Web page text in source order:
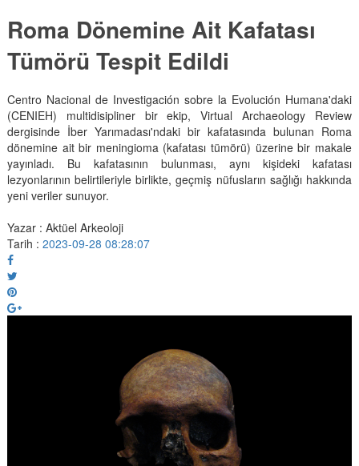
Roma Dönemine Ait Kafatası
Tümörü Tespit Edildi
Centro Nacional de Investigación sobre la Evolución Humana'daki
(CENIEH) multidisipliner bir ekip, Virtual Archaeology Review
dergisinde İber Yarımadası'ndaki bir kafatasında bulunan Roma
dönemine ait bir meningioma (kafatası tümörü) üzerine bir makale
yayınladı. Bu kafatasının bulunması, aynı kişideki kafatası
lezyonlarının belirtileriyle birlikte, geçmiş nüfusların sağlığı hakkında
yeni veriler sunuyor.
Yazar : Aktüel Arkeoloji
Tarih : 2023-09-28 08:28:07